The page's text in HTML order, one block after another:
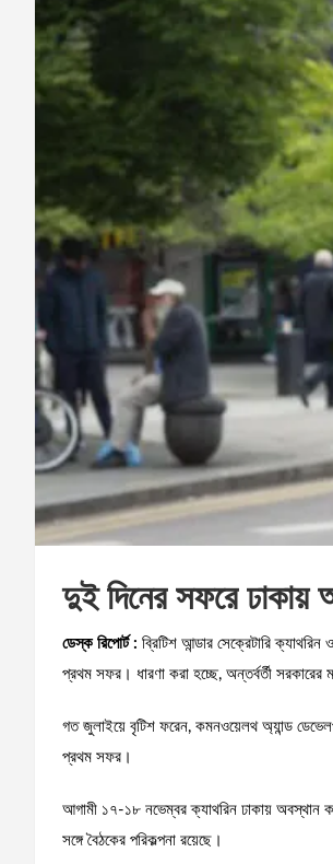
দুই দিনের সফরে ঢাকায়
ডেস্ক রিপোর্ট : ব্রিটিশ আন্ডার সেক্রেটারি
প্রথম সফর। ধারণা করা হচ্ছে, অন্তর্বর্তী সরকারের
গত জুলাইয়ে বৃটিশ ফরেন, কমনওয়েলথ অ্যান্ড
প্রথম সফর।
আগামী ১৭-১৮ নভেম্বর ক্যাথরিন ঢাকায় অবস্থান
সঙ্গে বৈঠকের পরিকল্পনা রয়েছে।